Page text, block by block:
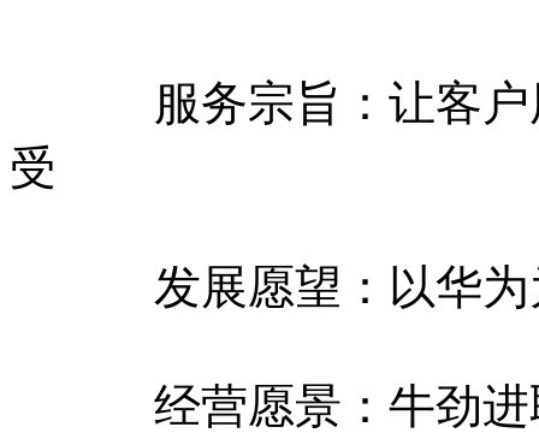
服务宗旨：让客户用
受
发展愿望：以华为
经营愿景：牛劲进